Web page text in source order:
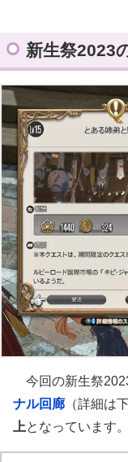
新生祭2023
今回の新生祭
ナル回廊 （詳細は
上となっています。